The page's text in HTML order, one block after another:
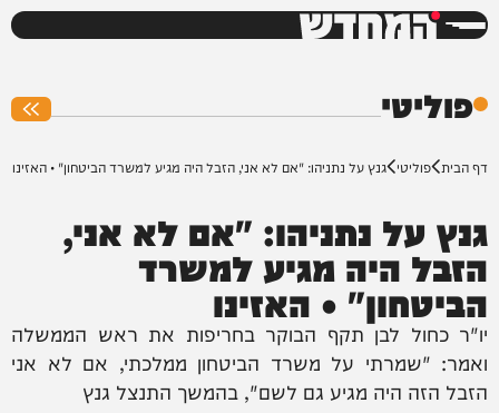
המחדש
פוליטי
דף הבית פוליטי גנץ על נתניהו: "אם לא אני, הזבל היה מגיע למשרד הביטחון" • האזינו
גנץ על נתניהו: "אם לא אני,
הזבל היה מגיע למשרד
הביטחון" • האזינו
יו"ר כחול לבן תקף הבוקר בחריפות את ראש הממשלה
ואמר: "שמרתי על משרד הביטחון ממלכתי, אם לא אני
הזבל הזה היה מגיע גם לשם", בהמשך התנצל גנץ